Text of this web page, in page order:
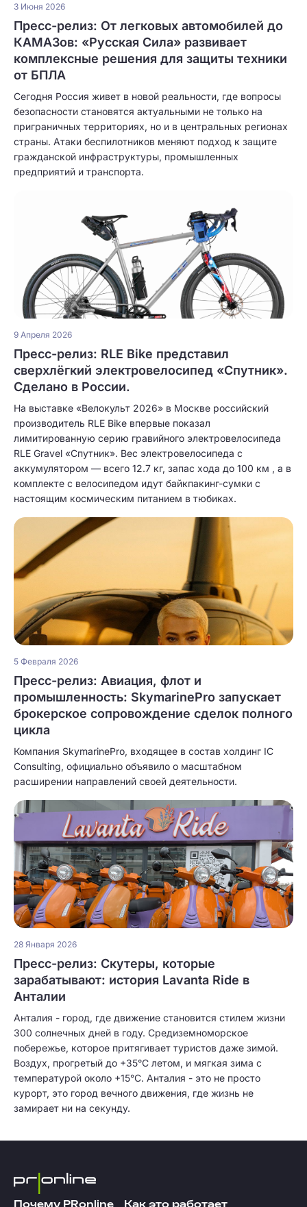
3 Июня 2026
Пресс-релиз: От легковых автомобилей до
КАМАЗов: «Русская Сила» развивает
комплексные решения для защиты техники
от БПЛА
Сегодня Россия живет в новой реальности, где вопросы
безопасности становятся актуальными не только на
приграничных территориях, но и в центральных регионах
страны. Атаки беспилотников меняют подход к защите
гражданской инфраструктуры, промышленных
предприятий и транспорта.
9 Апреля 2026
Пресс-релиз: RLE Bike представил
сверхлёгкий электровелосипед «Спутник».
Сделано в России.
На выставке «Велокульт 2026» в Москве российский
производитель RLE Bike впервые показал
лимитированную серию гравийного электровелосипеда
RLE Gravel «Спутник». Вес электровелосипеда с
аккумулятором — всего 12.7 кг, запас хода до 100 км , а в
комплекте с велосипедом идут байкпакинг-сумки с
настоящим космическим питанием в тюбиках.
5 Февраля 2026
Пресс-релиз: Авиация, флот и
промышленность: SkymarinePro запускает
брокерское сопровождение сделок полного
цикла
Компания SkymarinePro, входящее в состав холдинг IC
Consulting, официально объявило о масштабном
расширении направлений своей деятельности.
28 Января 2026
Пресс-релиз: Скутеры, которые
зарабатывают: история Lavanta Ride в
Анталии
Анталия - город, где движение становится стилем жизни
300 солнечных дней в году. Средиземноморское
побережье, которое притягивает туристов даже зимой.
Воздух, прогретый до +35°C летом, и мягкая зима с
температурой около +15°C. Анталия - это не просто
курорт, это город вечного движения, где жизнь не
замирает ни на секунду.
Почему PRonline Как это работает